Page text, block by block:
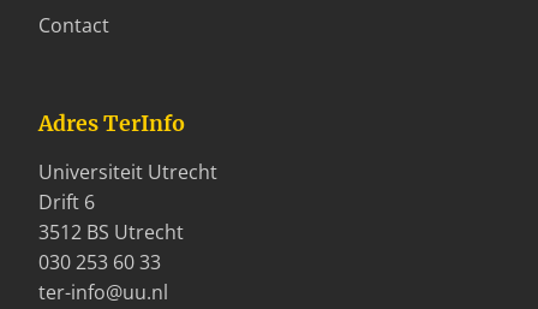
Contact
Adres TerInfo
Universiteit Utrecht
Drift 6
3512 BS Utrecht
030 253 60 33
ter-info@uu.nl